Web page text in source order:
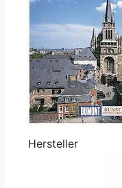
Hersteller